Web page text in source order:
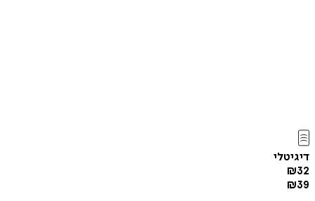
דיגיטלי
₪32
₪39